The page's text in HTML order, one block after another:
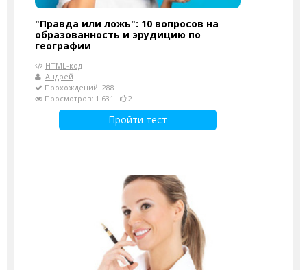
"Правда или ложь": 10 вопросов на
образованность и эрудицию по
географии
HTML-код
Андрей
Прохождений: 288
Просмотров: 1 631
2
Пройти тест